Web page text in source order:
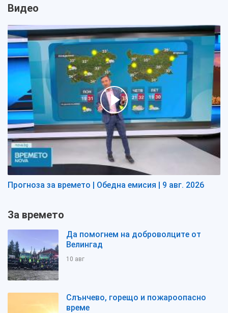
Видео
Прогноза за времето | Обедна емисия | 9 авг. 2026
За времето
Да помогнем на доброволците от
Велингад
10 авг
Слънчево, горещо и пожароопасно
време